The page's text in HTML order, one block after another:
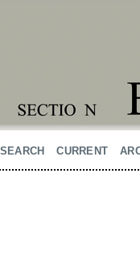
SEARCH CURRENT